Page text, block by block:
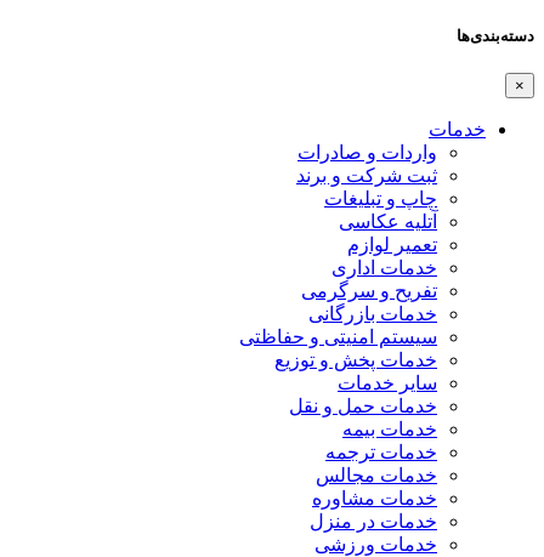
دسته‌بندی‌ها
×
خدمات
واردات و صادرات
ثبت شرکت و برند
چاپ و تبلیغات
آتلیه عکاسی
تعمیر لوازم
خدمات اداری
تفریح و سرگرمی
خدمات بازرگانی
سیستم امنیتی و حفاظتی
خدمات پخش و توزیع
سایر خدمات
خدمات حمل و نقل
خدمات بیمه
خدمات ترجمه
خدمات مجالس
خدمات مشاوره
خدمات در منزل
خدمات ورزشی